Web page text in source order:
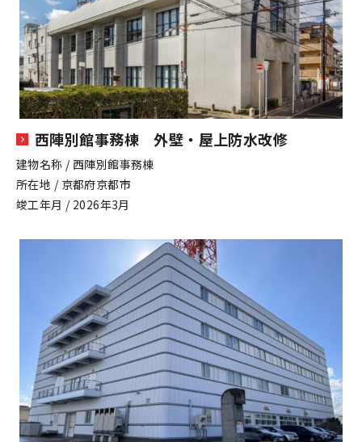
西陣別館事務棟 外壁・屋上防水改修
建物名称 / 西陣別館事務棟
所在地 / 京都府京都市
竣工年月 / 2026年3月